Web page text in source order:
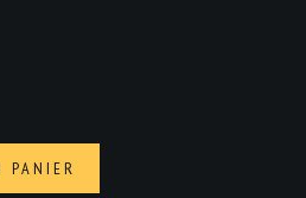
PANIER